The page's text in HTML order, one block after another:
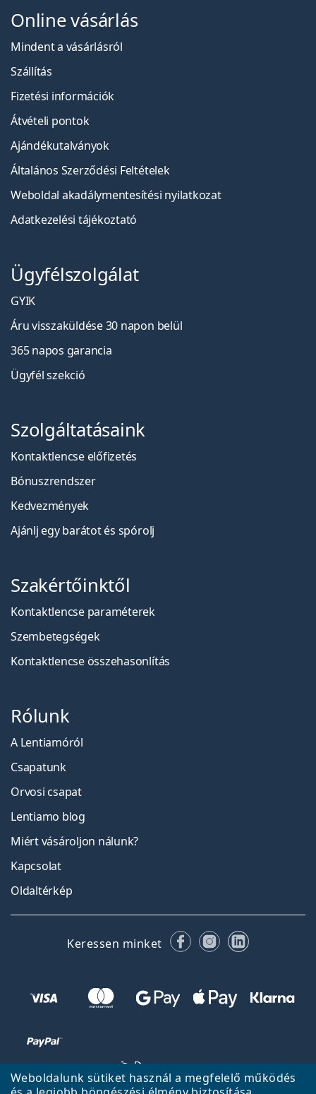
Weboldalunk sütiket használ a megfelelő működés
Online vásárlás
Mindent a vásárlásról
Szállítás
Fizetési információk
Átvételi pontok
Ajándékutalványok
Általános Szerződési Feltételek
Weboldal akadálymentesítési nyilatkozat
Adatkezelési tájékoztató
Ügyfélszolgálat
GYIK
Áru visszaküldése 30 napon belül
365 napos garancia
Ügyfél szekció
Szolgáltatásaink
Kontaktlencse előfizetés
Bónuszrendszer
Kedvezmények
Ajánlj egy barátot és spórolj
Szakértőinktől
Kontaktlencse paraméterek
Szembetegségek
Kontaktlencse összehasonlítás
Rólunk
A Lentiamóról
Csapatunk
Orvosi csapat
Lentiamo blog
Miért vásároljon nálunk?
Kapcsolat
Oldaltérkép
Keressen minket FacebookInstagram
LinkedIn